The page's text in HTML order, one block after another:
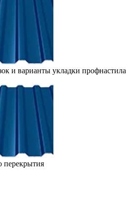
и варианты укладки профнастила
перекрытия